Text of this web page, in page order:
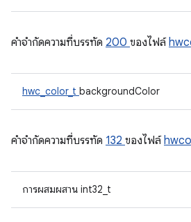
คําจํากัดความที่บรรทัด 200 ของไฟล์
hwc_color_t backgroundColor
คําจํากัดความที่บรรทัด 132 ของไฟล์
การผสมผสาน int32_t